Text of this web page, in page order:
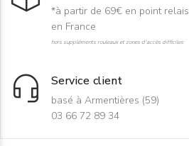
*à partir de 69€ en point relais
en France
hors suppléments rouleaux et zones d'accès difficiles
Service client
basé à Armentières (59)
03 66 72 89 34